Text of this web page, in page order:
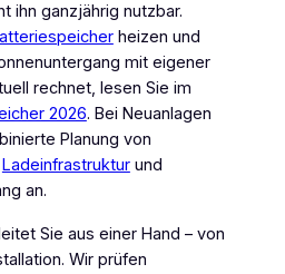
ihn ganzjährig nutzbar.
heizen und
mit eigener
rechnet, lesen Sie im
2026. Bei Neuanlagen
Planung von
Ladeinfrastrukturund
an.
Sie aus einer Hand – von
Wir prüfen